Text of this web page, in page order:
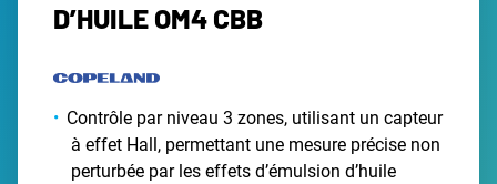
D’HUILE OM4 CBB
Contrôle par niveau 3 zones, utilisant un capteur
à effet Hall, permettant une mesure précise non
perturbée par les effets d’émulsion d’huile